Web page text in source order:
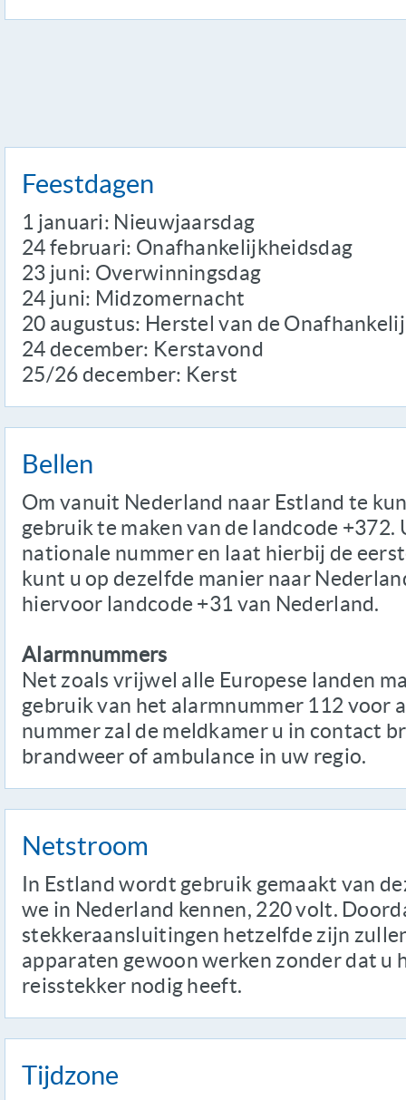
Feestdagen
1 januari: Nieuwjaarsdag
24 februari: Onafhankelijkheidsdag
23 juni: Overwinningsdag
24 juni: Midzomernacht
20 augustus: Herstel van de
24 december: Kerstavond
25/26 december: Kerst
Bellen
Om vanuit Nederland naar Estland te
gebruik te maken van de landcode
nationale nummer en laat hierbij de
kunt u op dezelfde manier naar
hiervoor landcode +31 van Nederland.
Alarmnummers
Net zoals vrijwel alle Europese landen
gebruik van het alarmnummer 112 voor
nummer zal de meldkamer u in contact
brandweer of ambulance in uw regio.
Netstroom
In Estland wordt gebruik gemaakt van
we in Nederland kennen, 220 volt.
stekkeraansluitingen hetzelfde zijn
apparaten gewoon werken zonder dat u
reisstekker nodig heeft.
Tijdzone